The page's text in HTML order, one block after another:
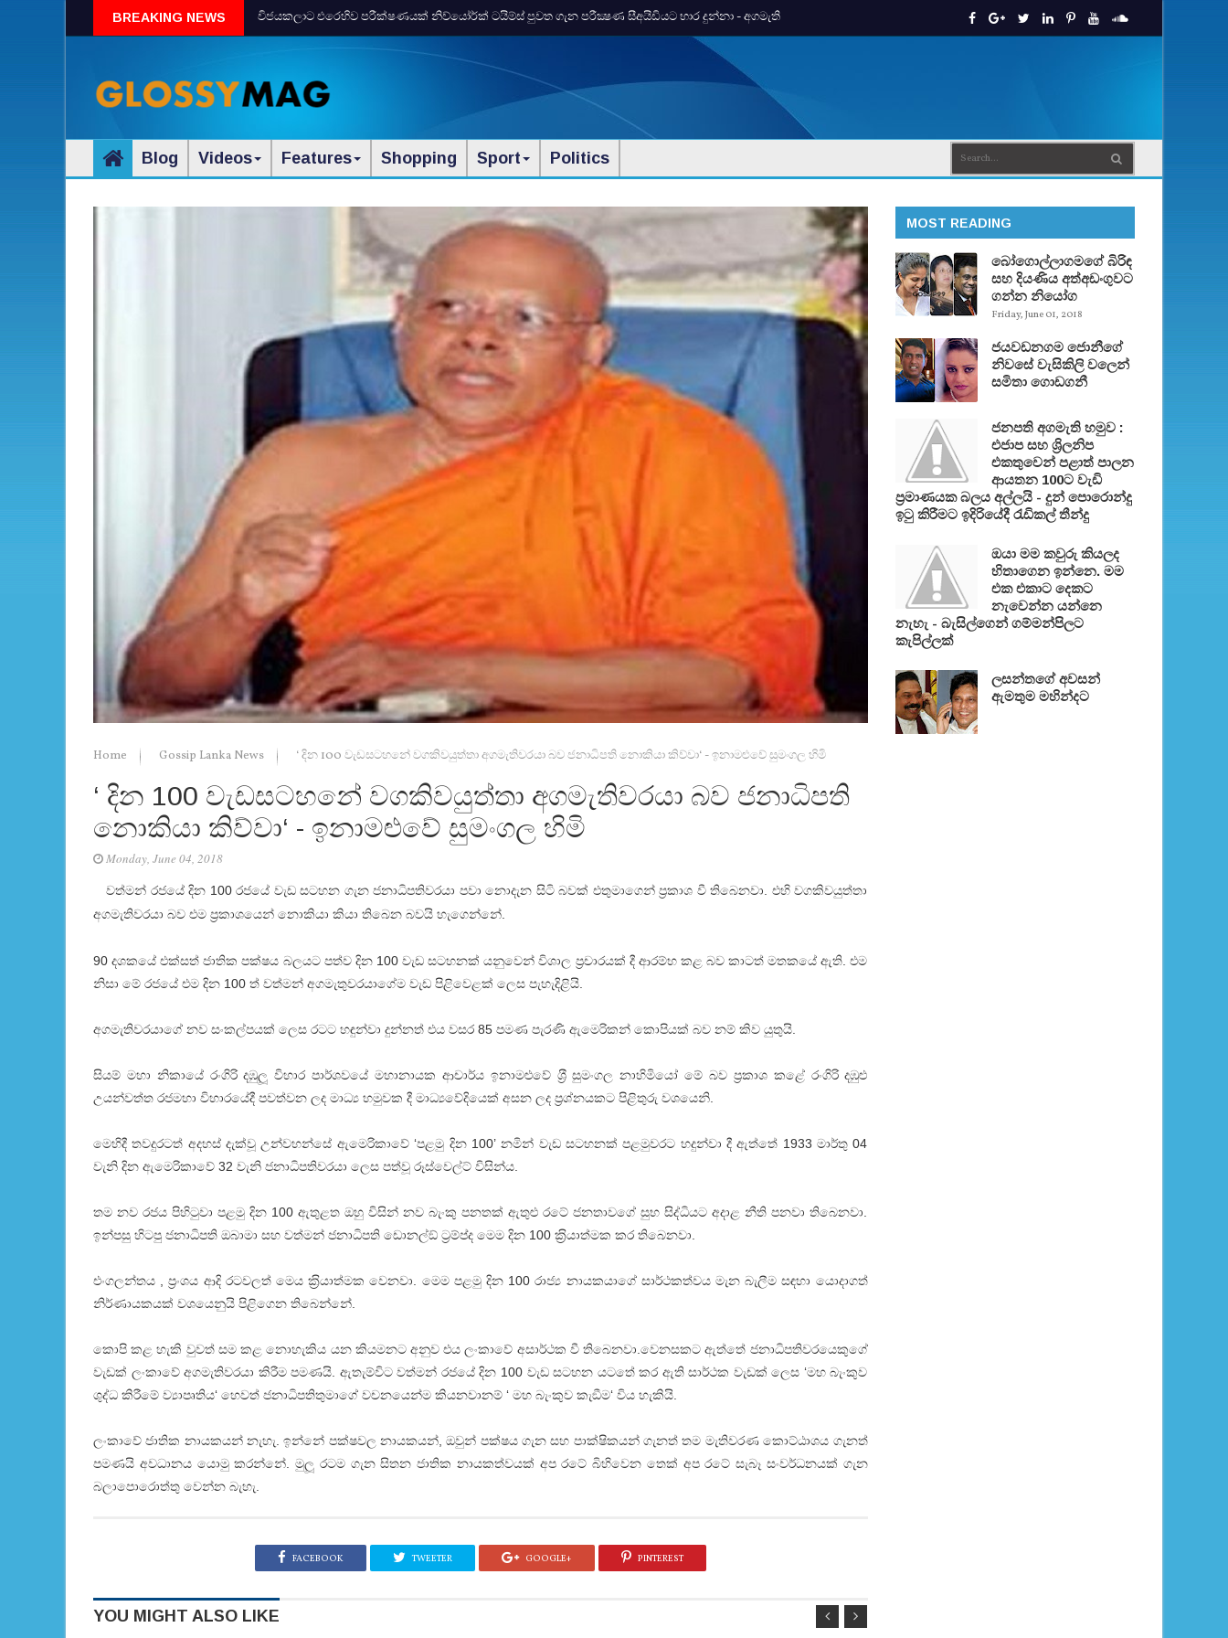
BREAKING NEWS විජයකලාට එරෙහිව පරීක්‌ෂණයක්‌ නිව්යෝර්ක්‌ ටයිම්ස්‌ පුවත ගැන පරීක්‍ෂණ සීඅයිඩියට භාර දුන්නා - අගමැති
Blog Videos Features Shopping Sport Politics
Home Gossip Lanka News ‘ දින 100 වැඩසටහනේ වගකිවයුත්තා අගමැතිවරයා බව ජනාධිපති නොකියා කිව්වා‘ - ඉනාමළුවේ සුමංගල හිමි
‘ දින 100 වැඩසටහනේ වගකිවයුත්තා අගමැතිවරයා බව ජනාධිපති
නොකියා කිව්වා‘ - ඉනාමළුවේ සුමංගල හිමි
Monday, June 04, 2018
වත්මන් රජයේ දින 100 රජයේ වැඩ සටහන ගැන ජනාධිපතිවරයා පවා නොදැන සිටි බවක් එතුමාගෙන් ප‍්‍රකාශ වී තිබෙනවා. එහි වගකිවයුත්තා
අගමැතිවරයා බව එම ප‍්‍රකාශයෙන් නොකියා කියා තිබෙන බවයි හැගෙන්නේ.
90 දශකයේ එක්සත් ජාතික පක්ෂය බලයට පත්ව දින 100 වැඩ සටහනක් යනුවෙන් විශාල ප‍්‍රචාරයක් දී ආරම්භ කළ බව කාටත් මතකයේ ඇති. එම
නිසා මේ රජයේ එම දින 100 ත් වත්මන් අගමැතුවරයාගේම වැඩ පිළිවෙළක් ලෙස පැහැදිළියි.
අගමැතිවරයාගේ නව සංකල්පයක් ලෙස රටට හඳුන්වා දුන්නත් එය වසර 85 පමණ පැරණි ඇමෙරිකන් කොපියක් බව නම් කිව යුතුයි.
සියම් මහා නිකායේ රංගිරි දඹුලූ විහාර පාර්ශවයේ මහානායක ආචාර්ය ඉනාමළුවේ ශ‍්‍රී සුමංගල නාහිමියෝ මේ බව ප‍්‍රකාශ කළේ රංගිරි දඹුළු
උයන්වත්ත රජමහා විහාරයේදී පවත්වන ලද මාධ්‍ය හමුවක දී මාධ්‍යවේදියෙක් අසන ලද ප‍්‍රශ්නයකට පිළිතුරු වශයෙනි.
මෙහිදී තවදුරටත් අදහස් දැක්වූ උන්වහන්සේ ඇමෙරිකාවේ ‘පළමු දින 100’ නමින් වැඩ සටහනක් පළමුවරට හදුන්වා දී ඇත්තේ 1933 මාර්තු 04
වැනි දින ඇමෙරිකාවේ 32 වැනි ජනාධිපතිවරයා ලෙස පත්වූ රූස්වෙල්ට් විසින්ය.
තම නව රජය පිහිටුවා පළමු දින 100 ඇතුළත ඔහු විසින් නව බැංකු පනතක් ඇතුළු රටේ ජනතාවගේ සුභ සිද්ධියට අදාළ නීති පනවා තිබෙනවා.
ඉන්පසු හිටපු ජනාධිපති ඔබාමා සහ වත්මන් ජනාධිපති ඩොනල්ඞ් ට‍්‍රම්ප්ද මෙම දින 100 ක‍්‍රියාත්මක කර තිබෙනවා.
එංගලන්තය , ප‍්‍රංශය ආදි රටවලත් මෙය ක‍්‍රියාත්මක වෙනවා. මෙම පළමු දින 100 රාජ්‍ය නායකයාගේ සාර්ථකත්වය මැන බැලීම සඳහා යොදාගත්
නිර්ණායකයක් වශයෙනුයි පිළිගෙන තිබෙන්නේ.
කොපි කළ හැකි වුවත් සම කළ නොහැකිය යන කියමනට අනුව එය ලංකාවේ අසාර්ථක වී තිබෙනවා.වෙනසකට ඇත්තේ ජනාධිපතිවරයෙකුගේ
වැඩක් ලංකාවේ අගමැතිවරයා කිරීම පමණයි. ඇතැම්විට වත්මන් රජයේ දින 100 වැඩ සටහන යටතේ කර ඇති සාර්ථක වැඩක් ලෙස ‘මහ බැංකුව
ශුද්ධ කිරීමේ ව්‍යාපෘතිය‘ හෙවත් ජනාධිපතිතුමාගේ වචනයෙන්ම කියනවානම් ‘ මහ බැංකුව කැඞීම‘ විය හැකියි.
ලංකාවේ ජාතික නායකයන් නැහැ. ඉන්නේ පක්ෂවල නායකයන්, ඔවුන් පක්ෂය ගැන සහ පාක්ෂිකයන් ගැනත් තම මැතිවරණ කොට්ඨාශය ගැනත්
පමණයි අවධානය යොමු කරන්නේ. මුලූ රටම ගැන සිතන ජාතික නායකත්වයක් අප රටේ බිහිවෙන තෙක් අප රටේ සැබෑ සංවර්ධනයක් ගැන
බලාපොරොත්තු වෙන්න බැහැ.
FACEBOOK TWEETER GOOGLE+ PINTEREST
YOU MIGHT ALSO LIKE
MOST READING
බෝගොල්ලාගමගේ බිරිඳ
සහ දියණිය අත්අඩංගුවට
ගන්න නියෝග
Friday, June 01, 2018
ජයවඩනගම ජොනීගේ
නිවසේ වැසිකිලි වලෙන්
සමිතා ගොඩගනී
ජනපති අගමැති හමුව :
එජාප සහ ශ්‍රිලනිප
එකතුවෙන් පළාත් පාලන
ආයතන 100ට වැඩි
ප්‍රමාණයක බලය අල්ලයි - දුන් පොරොන්දු
ඉටු කිරීමට ඉදිරියේදී රැඩිකල් තීන්දු
ඔයා මම කවුරු කියලද
හිතාගෙන ඉන්නෙ. මම
එක එකාට දෙකට
නැවෙන්න යන්නෙ
නැහැ - බැසිල්ගෙන් ගම්මන්පිලට
කැපිල්ලක්
ලසන්තගේ අවසන්
ඇමතුම මහින්දට